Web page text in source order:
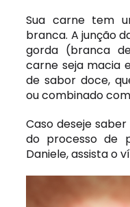
Sua carne tem
branca. A junção
gorda (branca
carne seja macia
de sabor doce,
ou combinado
Caso deseje
do processo de
Daniele, assista o